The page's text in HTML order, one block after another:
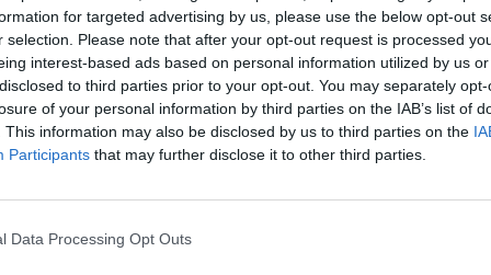
for targeted advertising by us, please use the below opt-out
selection. Please note that after your opt-out request is processed
interest-based ads based on personal information utilized by us
to third parties prior to your opt-out. You may separately
of your personal information by third parties on the IAB’s list of
This information may also be disclosed by us to third parties on the
Participants that may further disclose it to other third parties.
Data Processing Opt Outs
Ιατρικός Σύλλογος Μεσσηνίας:
Ενημερωτικές δράσεις για την
πρόληψη και αντιμετώπιση του
μελανώματος
Ιατρικός Σύλλογος Μεσσηνίας πρόκειται να